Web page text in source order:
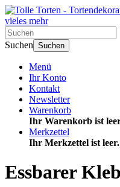
Suchen Suchen
Menü
Ihr Konto
Kontakt
Newsletter
Warenkorb
Ihr Warenkorb ist
Merkzettel
Ihr Merkzettel ist leer.
Essbarer